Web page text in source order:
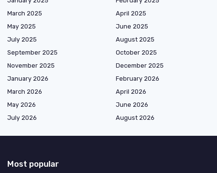
March 2025
April 2025
May 2025
June 2025
July 2025
August 2025
September 2025
October 2025
November 2025
December 2025
January 2026
February 2026
March 2026
April 2026
May 2026
June 2026
July 2026
August 2026
Most popular